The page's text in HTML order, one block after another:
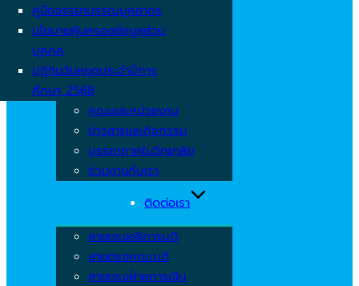
คู่มือจรรยาบรรณบุคลากร
นโยบายคุ้มครองข้อมูลส่วน
บุคคล
ปฏิทินวันหยุดประจำปีการ
ศึกษา 2568
คณะและหน่วยงาน
ข่าวสารและกิจกรรม
บรรยากาศในวิทยาลัย
ร่วมงานกับเรา
ติดต่อเรา
สายตรงอธิการบดี
สายตรงคณะบดี
สายตรงฝ่ายการเงิน